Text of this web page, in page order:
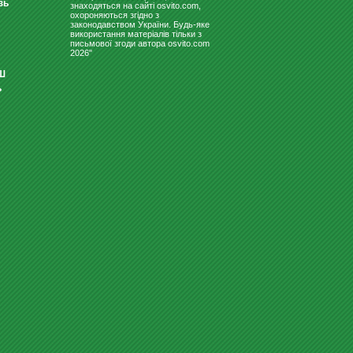
3445.20грн
знаходяться на сайті osvito.com,
охороняються згідно з
законодавством України. Будь-яке
використання матеріалів тільки з
письмової згоди автора osvito.com
2026"